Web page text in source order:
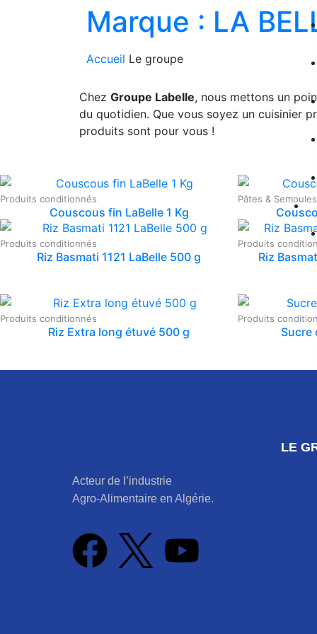
Marque : LA
Accueil Le groupe
Chez Groupe Labelle, nous mettons un
du quotidien. Que vous soyez un cuisinier
produits sont pour vous !
Produits conditionnés
Couscous fin LaBelle 1 Kg
Pâtes & Semoules
Produits conditionnés
Riz Basmati 1121 LaBelle 500 g
Produits
Riz
Produits conditionnés
Riz Extra long étuvé 500 g
Produits
Sucre
Acteur de l’industrie
Agro-Alimentaire en Algérie.
LE